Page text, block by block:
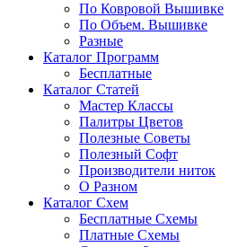
По Ковровой Вышивке
По Объем. Вышивке
Разные
Каталог Программ
Бесплатные
Каталог Статей
Мастер Классы
Палитры Цветов
Полезные Советы
Полезный Софт
Производители ниток
О Разном
Каталог Схем
Бесплатные Схемы
Платные Схемы